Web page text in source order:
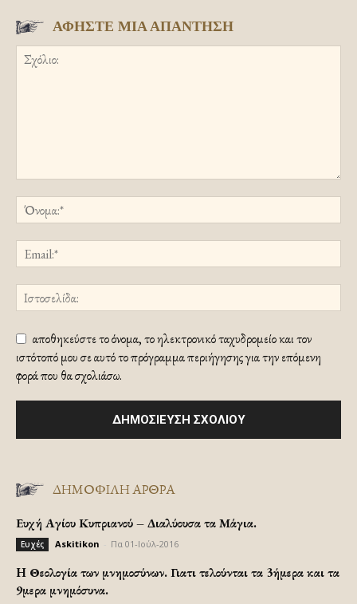
ΑΦΗΣΤΕ ΜΙΑ ΑΠΑΝΤΗΣΗ
αποθηκεύστε το όνομα, το ηλεκτρονικό ταχυδρομείο και τον
ιστότοπό μου σε αυτό το πρόγραμμα περιήγησης για την επόμενη
φορά που θα σχολιάσω.
ΔΗΜΟΦΙΛΗ ΑΡΘΡΑ
Ευχή Αγίου Κυπριανού – Διαλύουσα τα Μάγια.
Ευχές Askitikon Πα 01-Ιούλ-2016
H Θεολογία των μνημοσύνων. Γιατι τελούνται τα 3ήμερα και τα
9μερα μνημόσυνα.